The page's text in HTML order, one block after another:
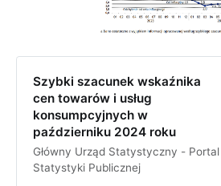
Szybki szacunek wskaźnika
cen towarów i usług
konsumpcyjnych w
październiku 2024 roku
Główny Urząd Statystyczny - Portal
Statystyki Publicznej